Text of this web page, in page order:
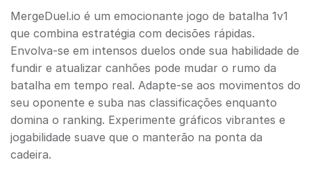
MergeDuel.io é um emocionante jogo de batalha 1v1
que combina estratégia com decisões rápidas.
Envolva-se em intensos duelos onde sua habilidade de
fundir e atualizar canhões pode mudar o rumo da
batalha em tempo real. Adapte-se aos movimentos do
seu oponente e suba nas classificações enquanto
domina o ranking. Experimente gráficos vibrantes e
jogabilidade suave que o manterão na ponta da
cadeira.